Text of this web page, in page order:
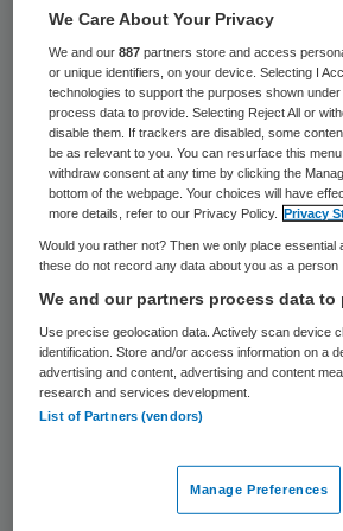
Fractievoorzitter Jolande
GroenLinks wil dat in 2016
veel mensen gebruik kunnen
pgb, als nu het geval is. Dat
Sap vindt dat mensen de
eigen zorg moeten kunnen
pgb stelt ze daartoe in staat,
cliënten met een pgb zelf
ze verzorgd, en hoe ze
Voorstel
Om een uitbreiding van het
mogelijk te maken,
We Care About Your Privacy
We and our887 partners store and access
or unique identifiers, on your device. Selecting I
technologies to support the purposes shown
process data to provide. Selecting Reject All or
disable them. If trackers are disabled, some
be as relevant to you. You can resurface this
withdraw consent at any time by clicking the
bottom of the webpage. Your choices will have
more details, refer to our Privacy Policy.
Privacy
Would you rather not? Then we only place essential
these do not record any data about you as a person
We and our partners process data to
Use precise geolocation data. Actively scan device
identification. Store and/or access information on a
advertising and content, advertising and content
research and services development.
List of Partners (vendors)
Manage Preferences